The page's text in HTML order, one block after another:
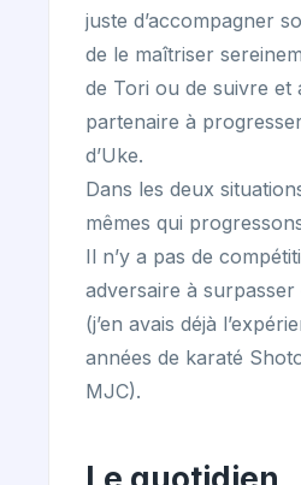
juste d’accompagner
de le maîtriser
de Tori ou de suivre et
partenaire à
d’Uke.
Dans les deux
mêmes qui
Il n’y a pas de
adversaire à surpasser
(j’en avais déjà
années de karaté
MJC).